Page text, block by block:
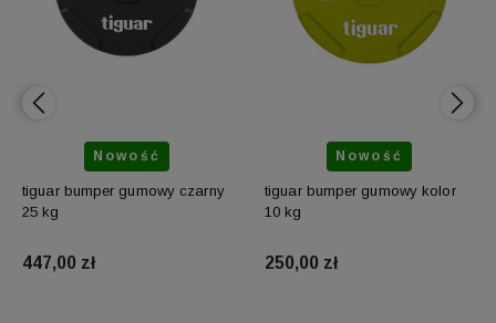
Nowość
tiguar bumper gumowy czarny
25 kg
447,00 zł
Nowość
tiguar bumper gumowy kolor
10 kg
250,00 zł